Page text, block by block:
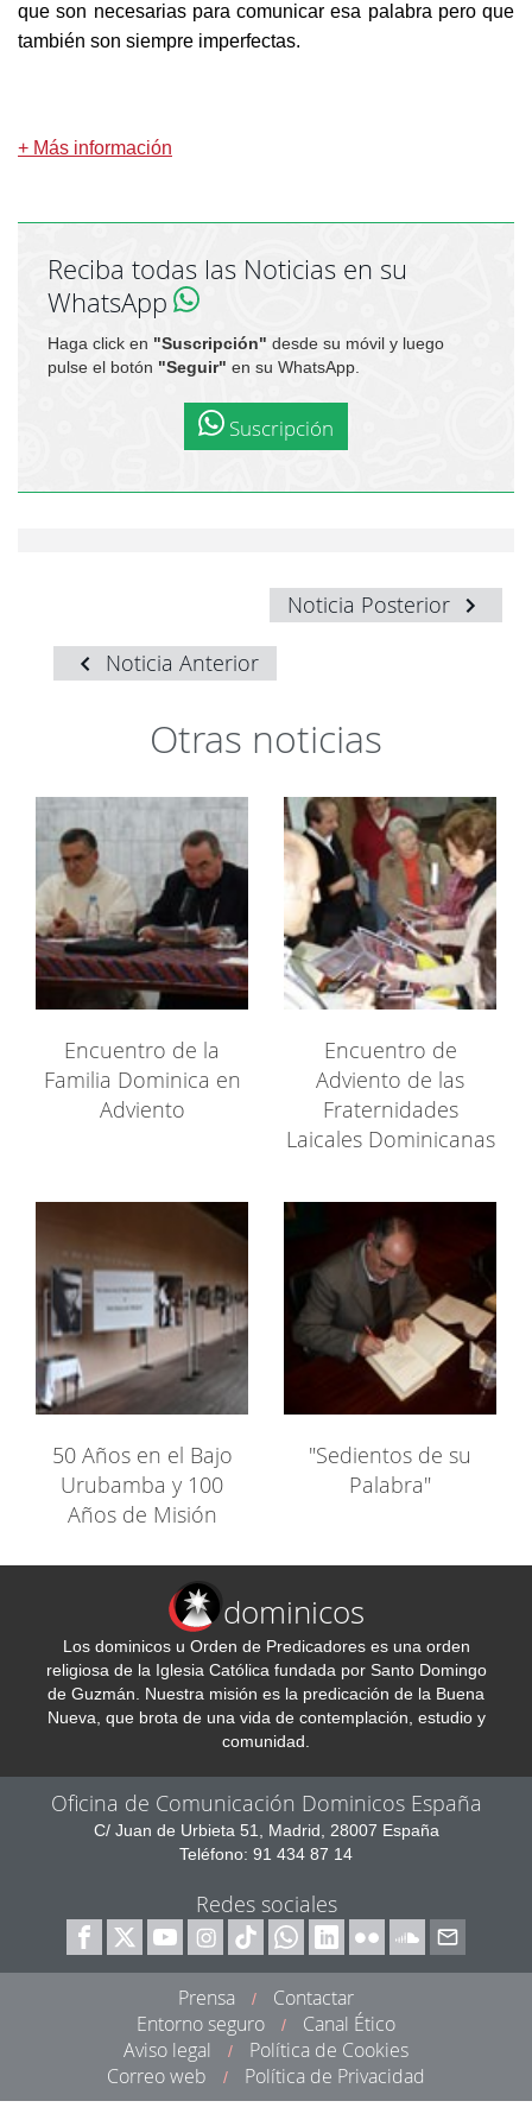
que son necesarias para comunicar esa palabra pero que
también son siempre imperfectas.
+ Más información
Reciba todas las Noticias en su
WhatsApp
Haga click en "Suscripción" desde su móvil y luego
pulse el botón "Seguir" en su WhatsApp.
Suscripción
Noticia Posterior
Noticia Anterior
Otras noticias
Encuentro de la
Familia Dominica en
Adviento
Encuentro de
Adviento de las
Fraternidades
Laicales Dominicanas
50 Años en el Bajo
Urubamba y 100
Años de Misión
"Sedientos de su
Palabra"
dominicos
Los dominicos u Orden de Predicadores es una orden
religiosa de la Iglesia Católica fundada por Santo Domingo
de Guzmán. Nuestra misión es la predicación de la Buena
Nueva, que brota de una vida de contemplación, estudio y
comunidad.
Oficina de Comunicación Dominicos España
C/ Juan de Urbieta 51, Madrid, 28007 España
Teléfono: 91 434 87 14
Redes sociales
Prensa /
Contactar
Entorno seguro
/
Canal Ético
Aviso legal
/
Política de Cookies
Correo web
/ Política de Privacidad